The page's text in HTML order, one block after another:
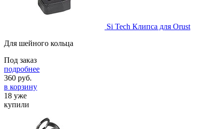
Si Tech Клипса для Orust
Для шейного кольца
Под заказ
подробнее
360 руб.
в корзину
18 уже
купили